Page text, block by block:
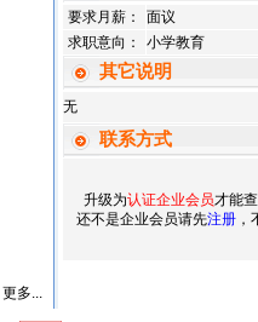
更多...
要求月薪：
面议
求职意向：
小学教育
其它说明
无
联系方式
升级为认证企业会员才能
还不是企业会员请先注册